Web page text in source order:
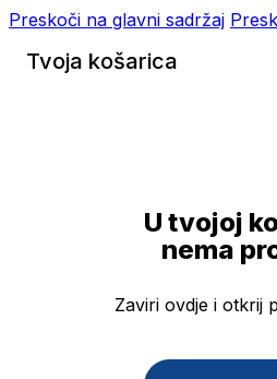
Preskoči na glavni sadržaj
Tvoja košarica
U tvojoj
nema
Zaviri ovdje i otkrij